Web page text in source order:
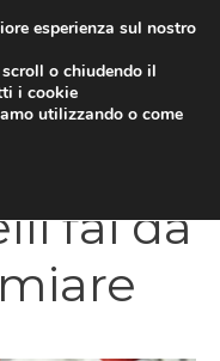
fai da
esperienza sul nostro
o chiudendo il
i cookie
utilizzando o come